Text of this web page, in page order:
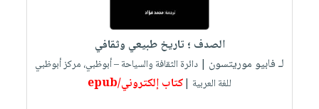
الصدف ؛ تاريخ طبيعي وثقافي
لـ فابيو موريتسون | دائرة الثقافة والسياحة – أبوظبي، مركز أبوظبي
للغة العربية |كتاب إلكتروني/epub